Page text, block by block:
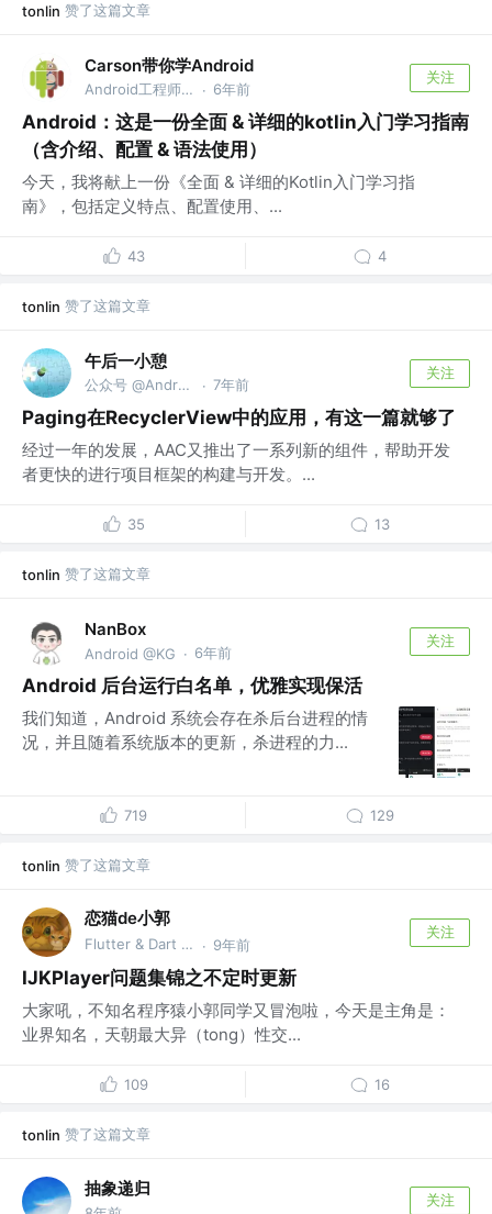
tonlin 赞了这篇文章
Carson带你学Android
Android工程师 @腾讯 微信 · 6年前
关注
Android：这是一份全面 & 详细的kotlin入门学习指南
（含介绍、配置 & 语法使用）
今天，我将献上一份《全面 & 详细的Kotlin入门学习指
南》，包括定义特点、配置使用、...
43 4
tonlin 赞了这篇文章
午后一小憩
公众号 @Android补给站 · 7年前
关注
Paging在RecyclerView中的应用，有这一篇就够了
经过一年的发展，AAC又推出了一系列新的组件，帮助开发
者更快的进行项目框架的构建与开发。...
35 13
tonlin 赞了这篇文章
NanBox
Android @KG · 6年前
关注
Android 后台运行白名单，优雅实现保活
我们知道，Android 系统会存在杀后台进程的情
况，并且随着系统版本的更新，杀进程的力...
719 129
tonlin 赞了这篇文章
恋猫de小郭
Flutter & Dart GDE @🏆 掘金签约作者 · 9年前
关注
IJKPlayer问题集锦之不定时更新
大家吼，不知名程序猿小郭同学又冒泡啦，今天是主角是：
业界知名，天朝最大异（tong）性交...
109 16
tonlin 赞了这篇文章
抽象递归
关注